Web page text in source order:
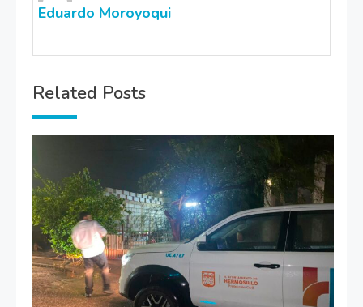
Eduardo Moroyoqui
Related Posts